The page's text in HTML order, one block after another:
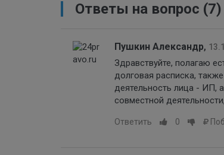
Ответы на вопрос (7)
Пушкин Александр,
Здравствуйте, полагаю
долговая расписка,
деятельность лица - ИП,
совместной
Ответить 0